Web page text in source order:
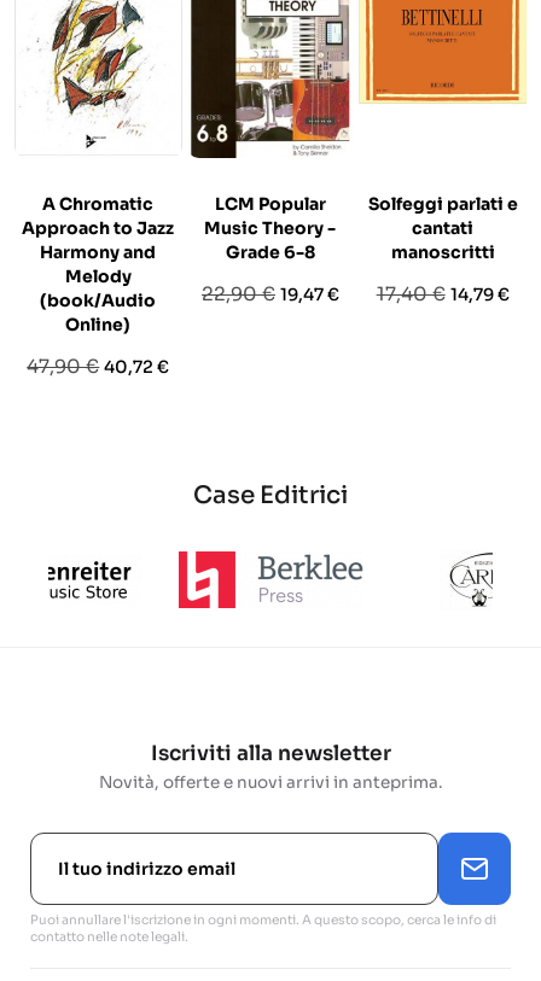
A Chromatic
Approach to Jazz
Harmony and
Melody
(book/Audio
Online)
Prezzo
47,90 €Prezzo
40,72 €
LCM Popular
Music Theory -
Grade 6-8
Prezzo
22,90 € Prezzo
19,47 €
Solfeggi parlati e
cantati
manoscritti
Prezzo
17,40 € Prezzo
14,79 €
Case Editrici
Iscriviti alla newsletter
Novità, offerte e nuovi arrivi in anteprima.
Puoi annullare l'iscrizione in ogni momenti. A questo scopo, cerca le info di
contatto nelle note legali.